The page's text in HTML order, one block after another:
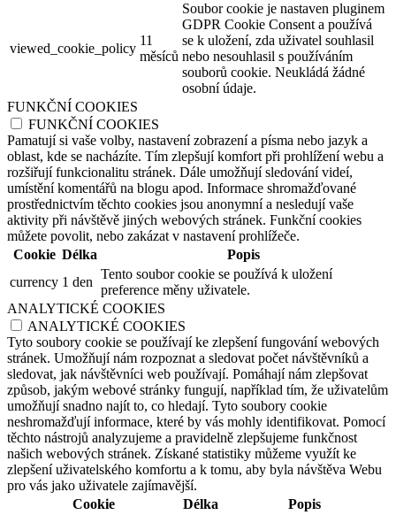
viewed_cookie_policy
11
měsíců
Soubor cookie je nastaven pluginem
GDPR Cookie Consent a používá
se k uložení, zda uživatel souhlasil
nebo nesouhlasil s používáním
souborů cookie. Neukládá žádné
osobní údaje.
FUNKČNÍ COOKIES
FUNKČNÍ COOKIES
Pamatují si vaše volby, nastavení zobrazení a písma nebo jazyk a
oblast, kde se nacházíte. Tím zlepšují komfort při prohlížení webu a
rozšiřují funkcionalitu stránek. Dále umožňují sledování videí,
umístění komentářů na blogu apod. Informace shromažďované
prostřednictvím těchto cookies jsou anonymní a nesledují vaše
aktivity při návštěvě jiných webových stránek. Funkční cookies
můžete povolit, nebo zakázat v nastavení prohlížeče.
Cookie Délka
Popis
currency 1 den
Tento soubor cookie se používá k uložení
preference měny uživatele.
ANALYTICKÉ COOKIES
ANALYTICKÉ COOKIES
Tyto soubory cookie se používají ke zlepšení fungování webových
stránek. Umožňují nám rozpoznat a sledovat počet návštěvníků a
sledovat, jak návštěvníci web používají. Pomáhají nám zlepšovat
způsob, jakým webové stránky fungují, například tím, že uživatelům
umožňují snadno najít to, co hledají. Tyto soubory cookie
neshromažďují informace, které by vás mohly identifikovat. Pomocí
těchto nástrojů analyzujeme a pravidelně zlepšujeme funkčnost
našich webových stránek. Získané statistiky můžeme využít ke
zlepšení uživatelského komfortu a k tomu, aby byla návštěva Webu
pro vás jako uživatele zajímavější.
Cookie
Délka Popis